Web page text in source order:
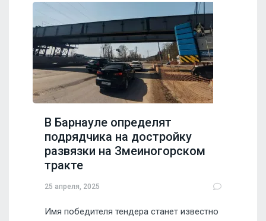
В Барнауле определят
подрядчика на достройку
развязки на Змеиногорском
тракте
25 апреля, 2025
Имя победителя тендера станет известно